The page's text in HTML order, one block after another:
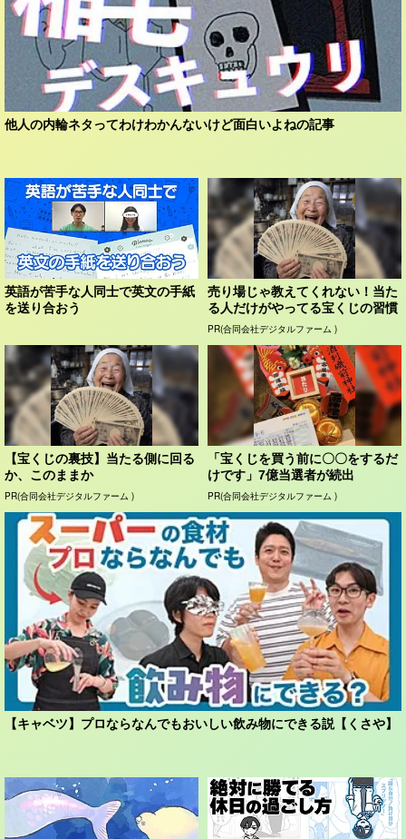
他人の内輪ネタってわけわかんないけど面白いよねの記事
英語が苦手な人同士で英文の手紙
を送り合おう
売り場じゃ教えてくれない！当た
る人だけがやってる宝くじの習慣
PR(合同会社デジタルファーム )
【宝くじの裏技】当たる側に回る
か、このままか
PR(合同会社デジタルファーム )
「宝くじを買う前に〇〇をするだ
けです」7億当選者が続出
PR(合同会社デジタルファーム )
【キャベツ】プロならなんでもおいしい飲み物にできる説【くさや】